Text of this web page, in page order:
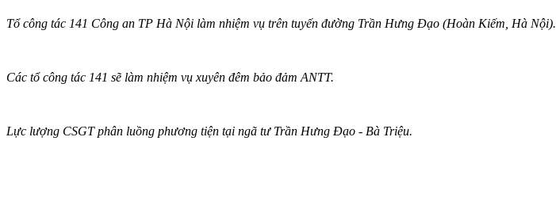
Tổ công tác 141 Công an TP Hà Nội làm nhiệm vụ trên tuyến đường Trần Hưng Đạo (Hoàn Kiếm, Hà Nội).
Các tổ công tác 141 sẽ làm nhiệm vụ xuyên đêm bảo đảm ANTT.
Lực lượng CSGT phân luồng phương tiện tại ngã tư Trần Hưng Đạo - Bà Triệu.